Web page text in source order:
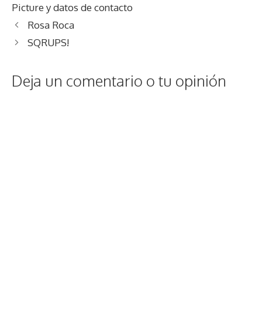
Picture y datos de contacto
Rosa Roca
SQRUPS!
Deja un comentario o tu opinión